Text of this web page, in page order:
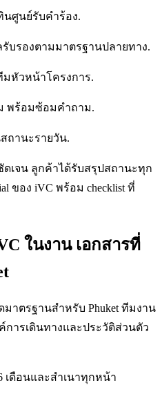
ศูนย์รับคำร้อง.
บรองตามมาตรฐานปลายทาง.
มหัวหน้าโครงการ.
พร้อมซ้อมคำถาม.
ถานะรายวัน.
เจน ลูกค้าได้รับสรุปสถานะทุก
ของ iVC พร้อม checklist ที่
ในงาน เอกสารที่
มาตรฐานสำหรับ Phuket ทีมงาน
การเดินทางและประวัติส่วนตัว
เดือนและสำเนาทุกหน้า